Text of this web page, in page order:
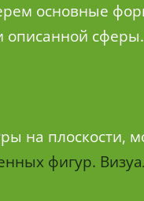
основные
описанной сферы.
на плоскости,
фигур.